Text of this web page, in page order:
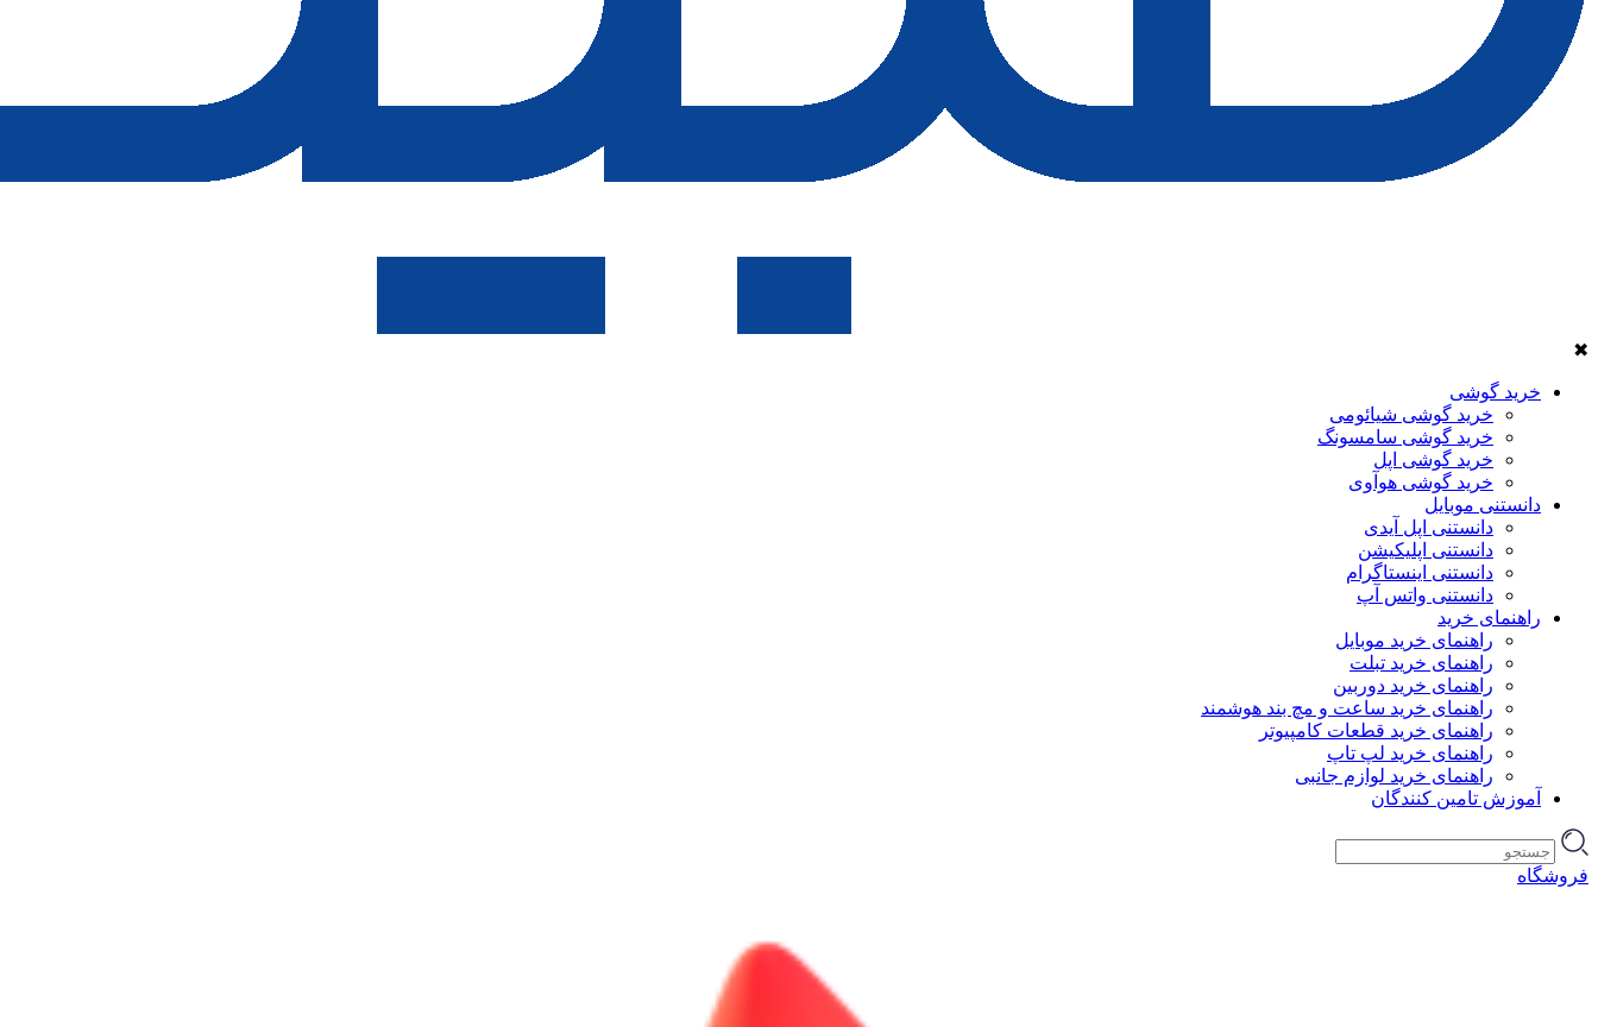
✖
خرید گوشی
خرید گوشی شیائومی
خرید گوشی سامسونگ
خرید گوشی اپل
خرید گوشی هوآوی
دانستنی موبایل
دانستنی اپل آیدی
دانستنی اپلیکیشن
دانستنی اینستاگرام
دانستنی واتس آپ
راهنمای خرید
راهنمای خرید موبایل
راهنمای خرید تبلت
راهنمای خرید دوربین
راهنمای خرید ساعت و مچ بند هوشمند
راهنمای خرید قطعات کامپیوتر
راهنمای خرید لپ تاپ
راهنمای خرید لوازم جانبی
آموزش تامین کنندگان
فروشگاه